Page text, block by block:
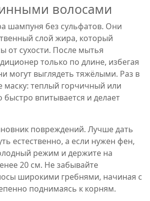
волосами
шампуня без сульфатов. Они
слой жира, который
от сухости. После мытья
только по длине, избегая
могут выглядеть тяжёлыми. Раз в
маску: теплый горчичный или
быстро впитывается и делает
повреждений. Лучше дать
естественно, а если нужен фен,
режим и держите на
20 см. Не забывайте
широкими гребнями, начиная с
поднимаясь к корням.